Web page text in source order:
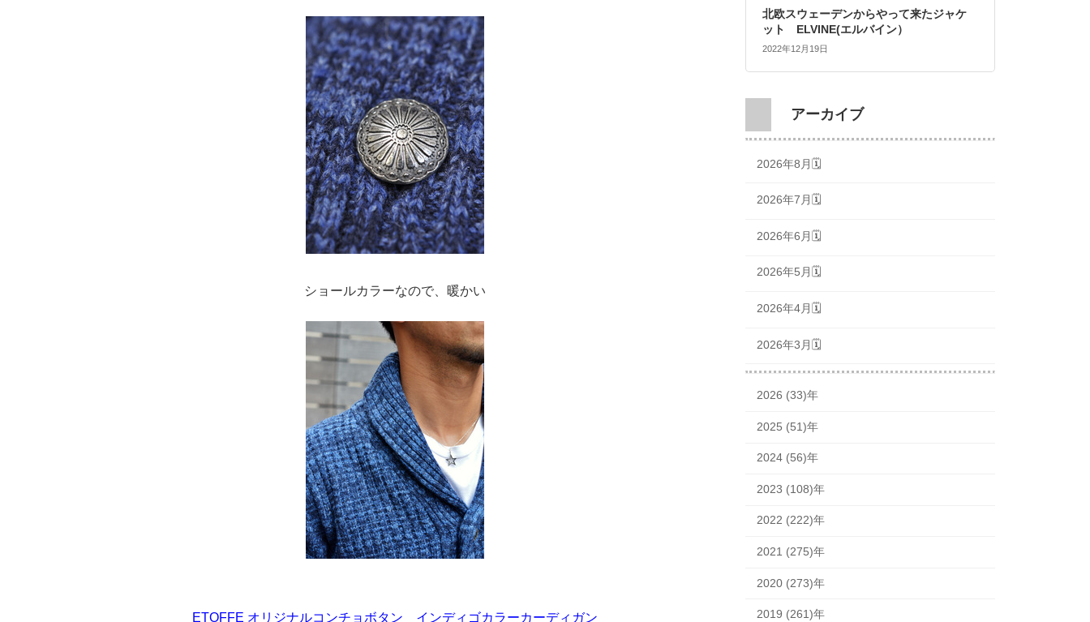
ショールカラーなので、暖かい
ETOFFE オリジナルコンチョボタン インディゴカラーカーディガン
北欧スウェーデンからやって来たジャケ
ット ELVINE(エルバイン）
2022年12月19日
アーカイブ
2026年8月🗓
2026年7月🗓
2026年6月🗓
2026年5月🗓
2026年4月🗓
2026年3月🗓
2026 (33)年
2025 (51)年
2024 (56)年
2023 (108)年
2022 (222)年
2021 (275)年
2020 (273)年
2019 (261)年